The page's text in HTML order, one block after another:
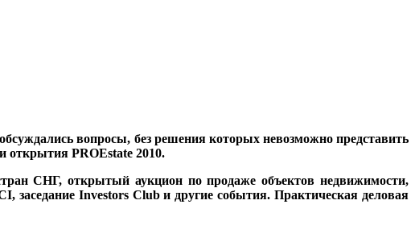
вопросы, без решения которых невозможно представить
открытия PROEstate 2010.
СНГ, открытый аукцион по продаже объектов недвижимости,
заседание Investors Club и другие события. Практическая деловая